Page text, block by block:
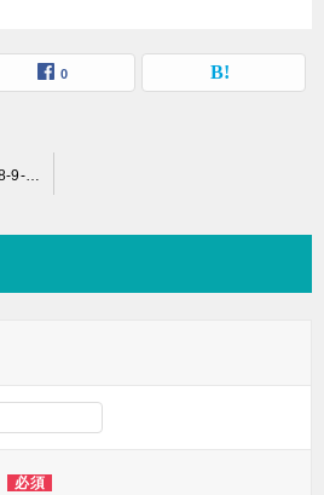
0
SnapCrab_NoName_2018-9-7_16-1-59_No-00
必須